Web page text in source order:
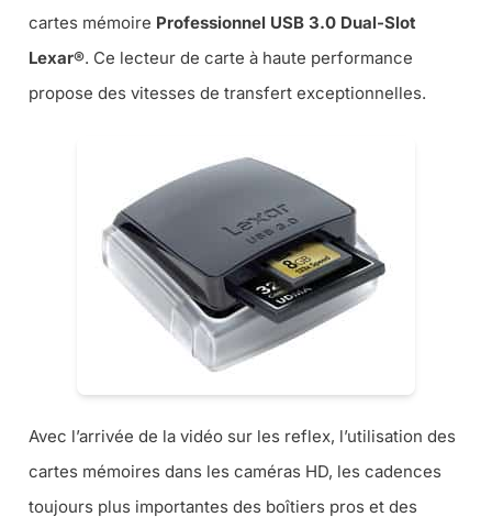
cartes mémoire Professionnel USB 3.0 Dual-Slot
Lexar®. Ce lecteur de carte à haute performance
propose des vitesses de transfert exceptionnelles.
Avec l’arrivée de la vidéo sur les reflex, l’utilisation des
cartes mémoires dans les caméras HD, les cadences
toujours plus importantes des boîtiers pros et des